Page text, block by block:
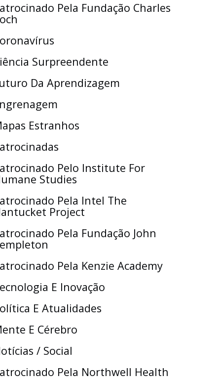
Pela Fundação Charles
Surpreendente
Da Aprendizagem
Estranhos
Pelo Institute For
Studies
Pela Intel The
Project
Pela Fundação John
Pela Kenzie Academy
E Inovação
E Atualidades
E Cérebro
/ Social
Pela Northwell Health